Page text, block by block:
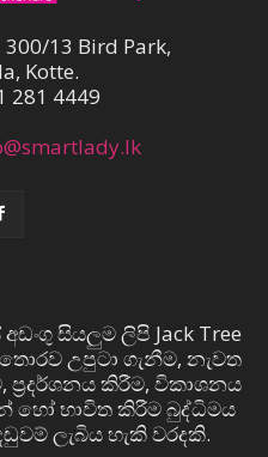
300/13 Bird Park,
Kotte.
281 4449
සියලුම ලිපි Jack Tree
උපුටා ගැනීම, නැවත
ප්‍රදර්ශනය කිරීම, විකාශනය
හෝ භාවිත කිරීම බුද්ධිමය
ලැබිය හැකි වරදකි.